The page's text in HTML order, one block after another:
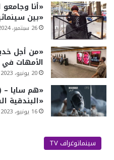
«أنا
«بين
26 سبتمبر، 2024
«من أجل
الأمهات في
20 يونيو، 2023
«هم سايا –
«البندقية
16 يونيو، 2023
سينماتوغراف TV